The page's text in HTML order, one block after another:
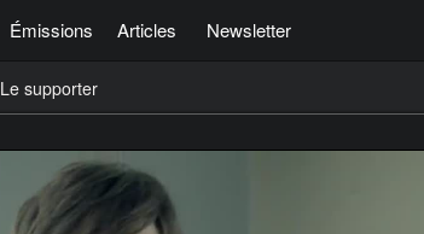
Émissions Articles Newsletter
Le supporter